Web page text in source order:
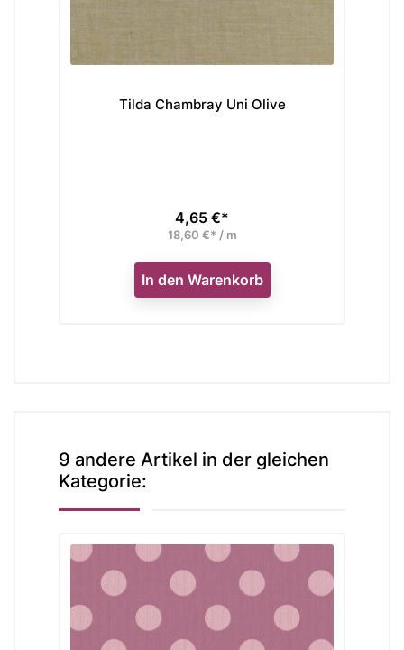
Tilda Chambray Uni Olive
Preis
4,65 €*
18,60 €* / m
In den Warenkorb
9 andere Artikel in der gleichen
Kategorie: